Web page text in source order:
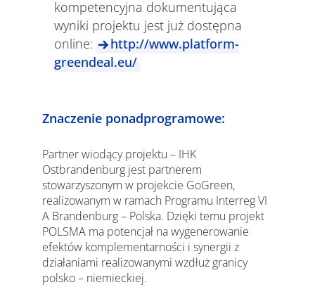
kompetencyjna dokumentująca
wyniki projektu jest już dostępna
online:
http://www.platform-
greendeal.eu/
Znaczenie ponadprogramowe:
Partner wiodący projektu – IHK
Ostbrandenburg jest partnerem
stowarzyszonym w projekcie GoGreen,
realizowanym w ramach Programu Interreg VI
A Brandenburg – Polska. Dzięki temu projekt
POLSMA ma potencjał na wygenerowanie
efektów komplementarności i synergii z
działaniami realizowanymi wzdłuż granicy
polsko – niemieckiej.